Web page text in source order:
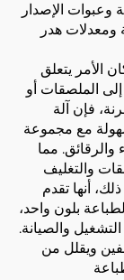
وعبوات الإصدار
ومعدلات هدر
الأمر يتعلق
إلى الملصقات أو
فإن آلة
مع مجموعة
والرقائق. مما
والتغليف
أنها تقدم
بلون واحد،
والصيانة.
ويقلل من